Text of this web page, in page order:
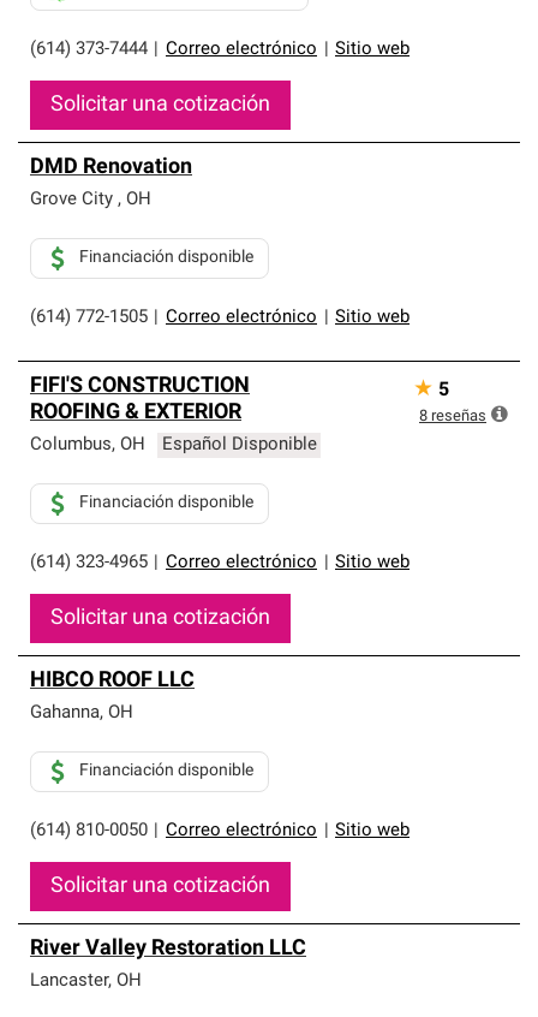
(614) 373-7444 Correo electrónico Sitio web
Solicitar una cotización
DMD Renovation
Grove City , OH
(614) 772-1505 Correo electrónico Sitio web
Financiación disponible
FIFI'S CONSTRUCTION
ROOFING & EXTERIOR
Columbus, OH Español Disponible
(614) 323-4965 Correo electrónico Sitio web
Financiación disponible
Solicitar una cotización
★ 5
8 reseñas
HIBCO ROOF LLC
Gahanna, OH
(614) 810-0050 Correo electrónico Sitio web
Financiación disponible
Solicitar una cotización
River Valley Restoration LLC
Lancaster, OH